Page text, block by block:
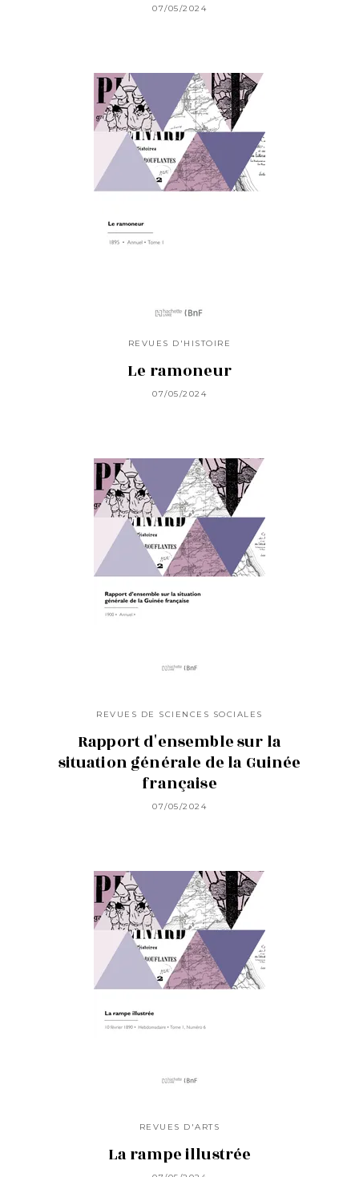
07/05/2024
REVUES D'HISTOIRE
Le ramoneur
07/05/2024
REVUES DE SCIENCES SOCIALES
Rapport d'ensemble sur la
situation générale de la Guinée
française
07/05/2024
REVUES D'ARTS
La rampe illustrée